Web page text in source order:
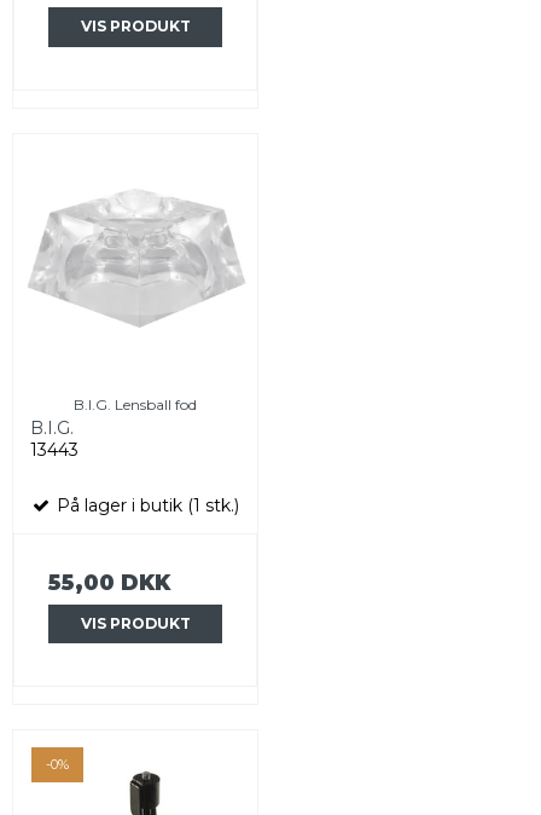
VIS PRODUKT
B.I.G. Lensball fod
B.I.G.
13443
På lager i butik (1 stk.)
55,00 DKK
VIS PRODUKT
-0%